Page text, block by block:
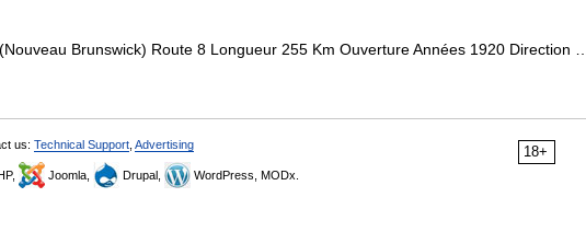
Brunswick) Route 8 Longueur 255 Km Ouverture Années 1920 Direction …
18+
us: Technical Support Advertising
Joomla, Drupal, WordPress, MODx.